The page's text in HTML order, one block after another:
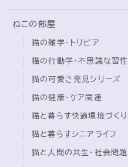
ねこの部屋
猫の雑学・トリビア
猫の行動学・不思議な習性
猫の可愛さ発見シリーズ
猫の健康・ケア関連
猫と暮らす快適環境づくり
猫と暮らすシニアライフ
猫と人間の共生・社会問題